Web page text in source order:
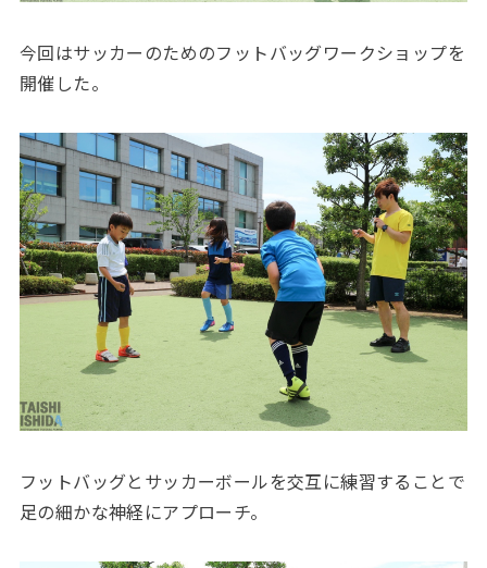
今回はサッカーのためのフットバッグワークショップを
開催した。
フットバッグとサッカーボールを交互に練習することで
足の細かな神経にアプローチ。